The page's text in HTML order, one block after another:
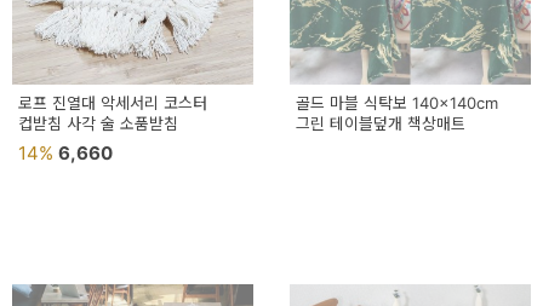
로프 진열대 악세서리 코스터
컵받침 사각 술 소품받침
14% 6,660
골드 마블 식탁보 140x140cm
그린 테이블덮개 책상매트